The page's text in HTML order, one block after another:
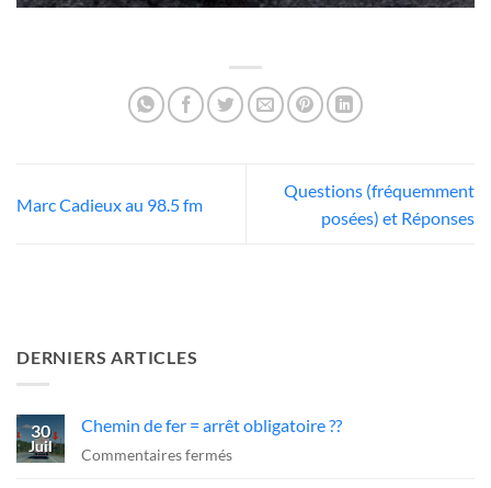
Marc Cadieux au 98.5 fm
Questions (fréquemment
posées) et Réponses
DERNIERS ARTICLES
30
Juil
Chemin de fer = arrêt obligatoire ??
Commentaires ferméssur